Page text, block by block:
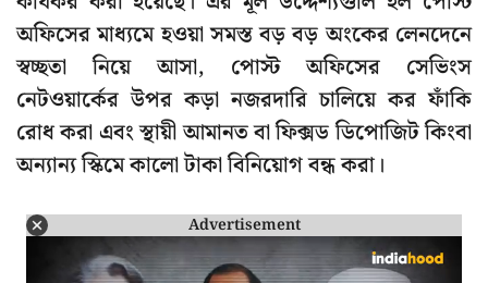
অফিসের মাধ্যমে হওয়া সমস্ত বড় বড় অংকের লেনদেনে
স্বচ্ছতা নিয়ে আসা, পোস্ট অফিসের সেভিংস
নেটওয়ার্কের উপর কড়া নজরদারি চালিয়ে কর ফাঁকি
রোধ করা এবং স্থায়ী আমানত বা ফিক্সড ডিপোজিট কিংবা
অন্যান্য স্কিমে কালো টাকা বিনিয়োগ বন্ধ করা।
Advertisement